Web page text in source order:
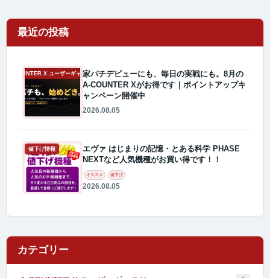
最近の投稿
A-COUNTER X ユーザーギャラリー家パチデビューにも、毎日の実戦にも。8月の
A-COUNTER Xがお得です｜ポイントアップキ
ャンペーン開催中
2026.08.05
値下げ情報
エヴァ はじまりの記憶・とある科学 PHASE
NEXTなど人気機種がお買い得です！！
オススメ 値下げ
2026.08.05
カテゴリー